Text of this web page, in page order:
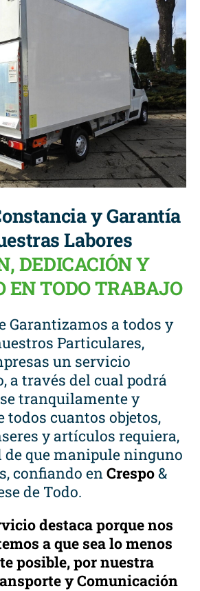
y Garantía
Labores
DEDICACIÓN Y
EN TODO TRABAJO
Garantizamos a todos y
Particulares,
un servicio
a través del cual podrá
tranquilamente y
todos cuantos objetos,
y artículos requiera,
de que manipule ninguno
confiando en Crespo&
de Todo.
destaca porque nos
a que sea lo menos
posible, por nuestra
y Comunicación